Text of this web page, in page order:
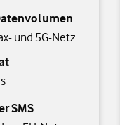
und 5G-Netz
SMS